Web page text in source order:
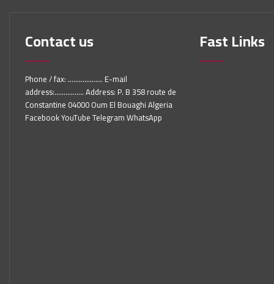
Contact us
Phone / fax: ................... E-mail
address:................ Address: P. B 358 route de
Constantine 04000 Oum El Bouaghi Algeria
Facebook YouTube Telegram WhatsApp
Fast Links